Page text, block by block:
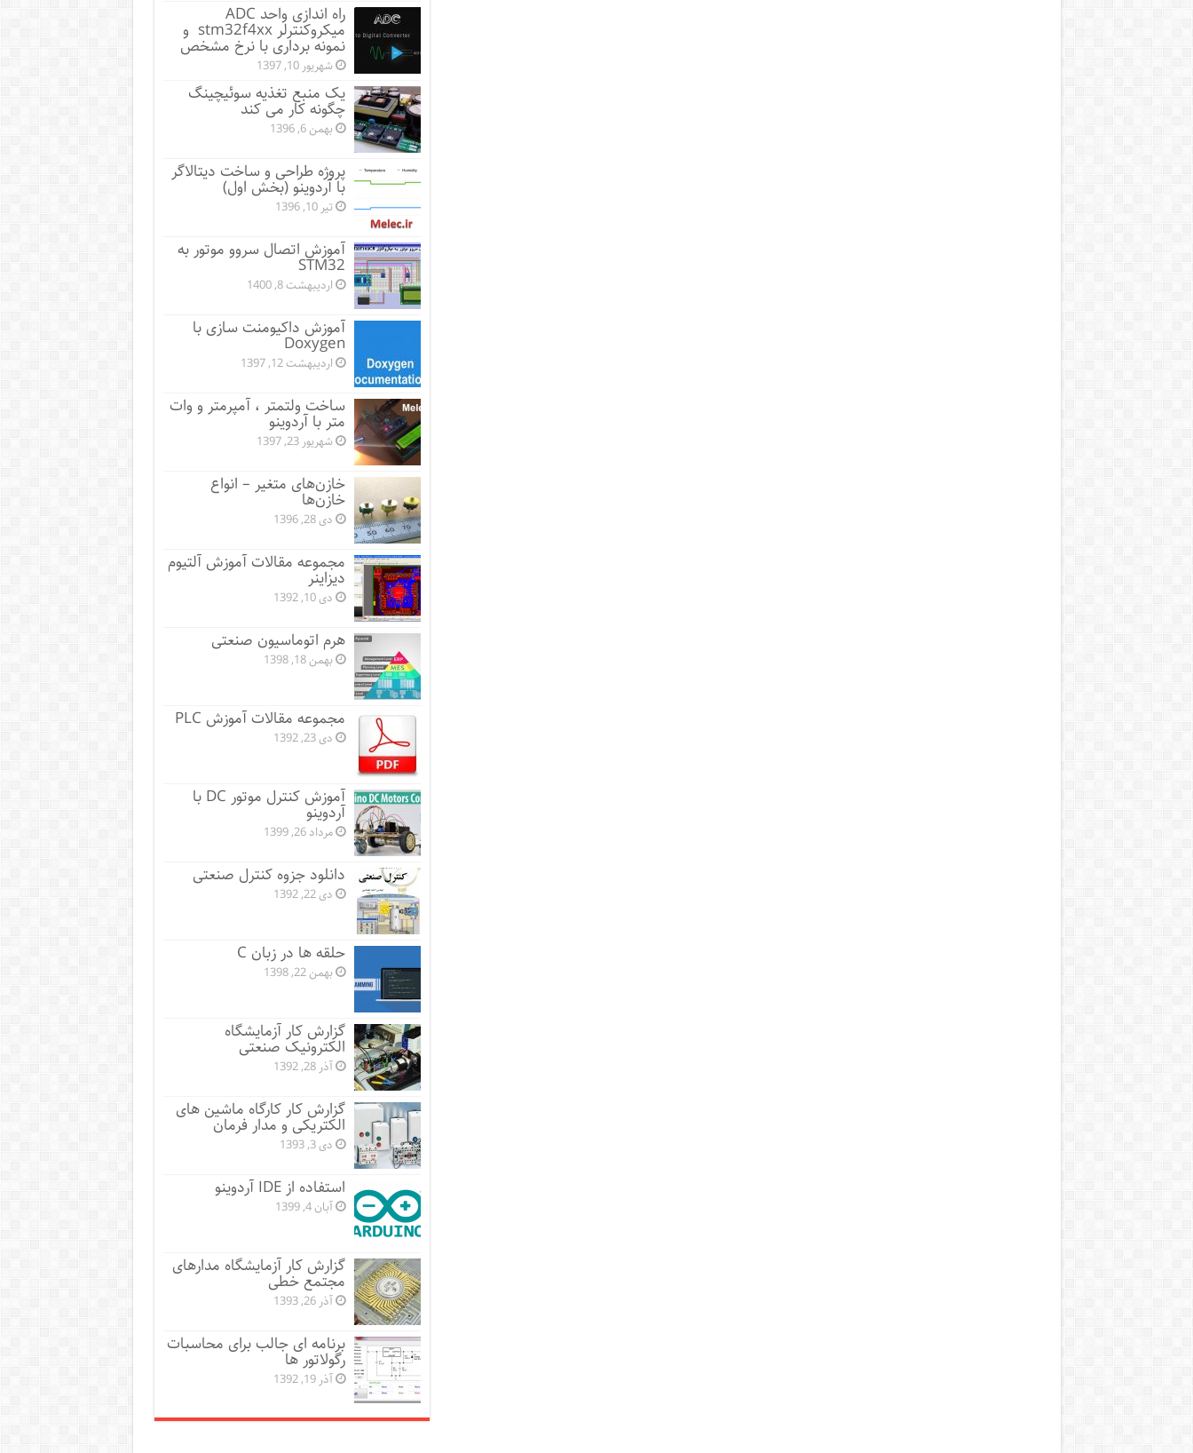
راه اندازی واحد ADC
میکروکنترلر stm32f4xx و
نمونه برداری با نرخ مشخص
شهریور 10, 1397
یک منبع تغذیه سوئیچینگ
چگونه کار می کند
بهمن 6, 1396
پروژه طراحی و ساخت دیتالاگر
با آردوینو (بخش اول)
تیر 10, 1396
آموزش اتصال سروو موتور به
STM32
اردیبهشت 8, 1400
آموزش داکیومنت سازی با
Doxygen
اردیبهشت 12, 1397
ساخت ولتمتر ، آمپرمتر و وات
متر با آردوینو
شهریور 23, 1397
خازن‌های متغیر – انواع
خازن‌ها
دی 28, 1396
مجموعه مقالات آموزش آلتیوم
دیزاینر
دی 10, 1392
هرم اتوماسیون صنعتی
بهمن 18, 1398
مجموعه مقالات آموزش PLC
دی 23, 1392
آموزش کنترل موتور DC با
آردوینو
مرداد 26, 1399
دانلود جزوه کنترل صنعتی
دی 22, 1392
حلقه ها در زبان C
بهمن 22, 1398
گزارش کار آزمایشگاه
الکترونیک صنعتی
آذر 28, 1392
گزارش کار کارگاه ماشین های
الکتریکی و مدار فرمان
دی 3, 1393
استفاده از IDE آردوینو
آبان 4, 1399
گزارش کار آزمایشگاه مدارهای
مجتمع خطی
آذر 26, 1393
برنامه ای جالب برای محاسبات
رگولاتور ها
آذر 19, 1392